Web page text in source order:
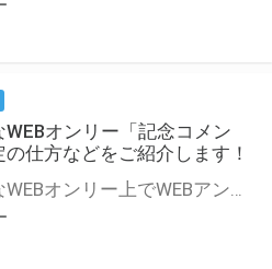
WEBオンリー「記念コメン
の仕方などをご紹介します！
とらのあなWEBオンリー上でWEBアンソロジーが作成できる「記念コメント」について、その使い方や作成手順を解説します！ 支援タイプを「サークル参加型」「サークル参加型・マルシェ(イベント会場)機能付き」でお申し込みいただいている主催者様はぜひご活用ください♪ とらのあなWEBオンリーサイトはこちら